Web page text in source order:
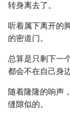
转身离去了。
听着属下离开的
的密道门。
总算是只剩下一
都会不在自己身边
随着隆隆的响声
缝隙似的。